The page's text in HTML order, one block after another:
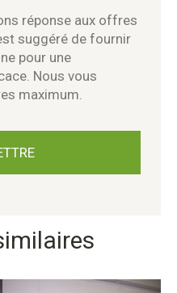
réponse aux offres
suggéré de fournir
pour une
Nous vous
maximum.